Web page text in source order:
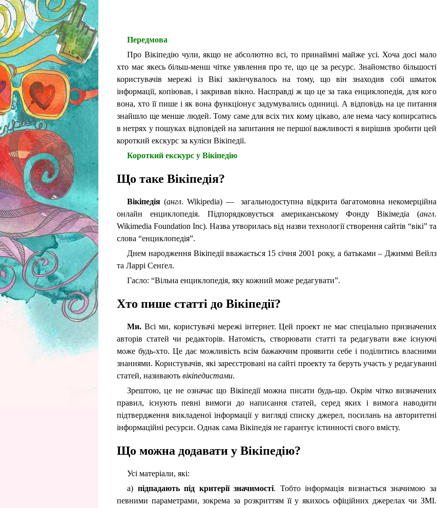
Передмова
Про Вікіпедію чули, якщо не абсолютно всі, то принаймні майже усі. Хоча досі мало
хто має якесь більш-менш чітке уявлення про те, що це за ресурс. Знайомство більшості
користувачів мережі із Вікі закінчувалось на тому, що він знаходив собі шматок
інформації, копіював, і закривав вікно. Насправді ж що це за така енциклопедія, для кого
вона, хто її пише і як вона функціонує задумувались одиниці. А відповідь на це питання
знайшло ще менше людей. Тому саме для всіх тих кому цікаво, але нема часу копирсатись
в нетрях у пошуках відповідей на запитання не першої важливості я вирішив зробити цей
короткий екскурс за куліси Вікіпедії.
Короткий екскурс у Вікіпедію
Що таке Вікіпедія?
Вікіпедія (англ. Wikipedia) — загальнодоступна відкрита багатомовна некомерційна
онлайн енциклопедія. Підпорядковується американському Фонду Вікімедіа (англ.
Wikimedia Foundation Inc). Назва утворилась від назви технології створення сайтів “вікі” та
слова “енциклопедія”.
Днем народження Вікіпедії вважається 15 січня 2001 року, а батьками – Джиммі Вейлз
та Ларрі Сенґел.
Гасло: “Вільна енциклопедія, яку кожний може редагувати”.
Хто пише статті до Вікіпедії?
Ми. Всі ми, користувачі мережі інтернет. Цей проект не має спеціально призначених
авторів статей чи редакторів. Натомість, створювати статті та редагувати вже існуючі
може будь-хто. Це дає можливість всім бажаючим проявити себе і поділитись власними
знаннями. Користувачів, які зареєстровані на сайті проекту та беруть участь у редагуванні
статей, називають вікіпедистами.
Зрештою, це не означає що Вікіпедії можна писати будь-що. Окрім чітко визначених
правил, існують певні вимоги до написання статей, серед яких і вимога наводити
підтвердження викладеної інформації у вигляді списку джерел, посилань на авторитетні
інформаційні ресурси. Однак сама Вікіпедія не гарантує істинності свого вмісту.
Що можна додавати у Вікіпедію?
Усі матеріали, які:
а) підпадають під критерії значимості. Тобто інформація визнається значимою за
певними параметрами, зокрема за розкриттям її у якихось офіційних джерелах чи ЗМІ.